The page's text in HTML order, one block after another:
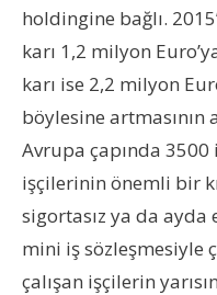
holdingine bağlı.
karı 1,2 milyon
karı ise 2,2 milyon
böylesine
Avrupa çapında 3500
işçilerinin önemli bir
sigortasız ya da ayda
mini iş sözleşmesiyle
çalışan işçilerin